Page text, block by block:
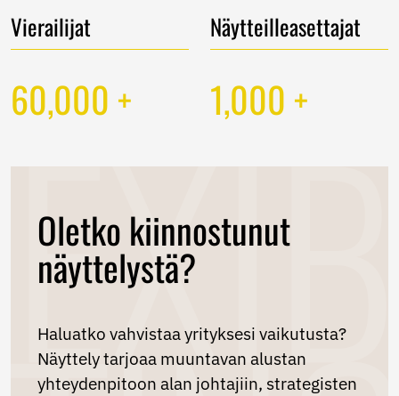
Vierailijat
60,000 +
Näytteilleasettajat
1,000 +
Oletko kiinnostunut
näyttelystä?
Haluatko vahvistaa yrityksesi vaikutusta?
Näyttely tarjoaa muuntavan alustan
yhteydenpitoon alan johtajiin, strategisten